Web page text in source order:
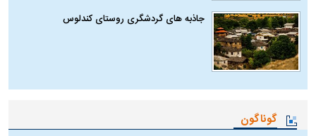
جاذبه های گردشگری روستای کندلوس
گوناگون